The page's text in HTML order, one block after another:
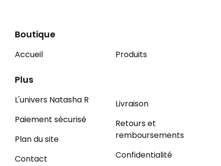
Boutique
Accueil Produits
Plus
L'univers Natasha R
Paiement sécurisé
Plan du site
Contact
Livraison
Retours et
remboursements
Confidentialité